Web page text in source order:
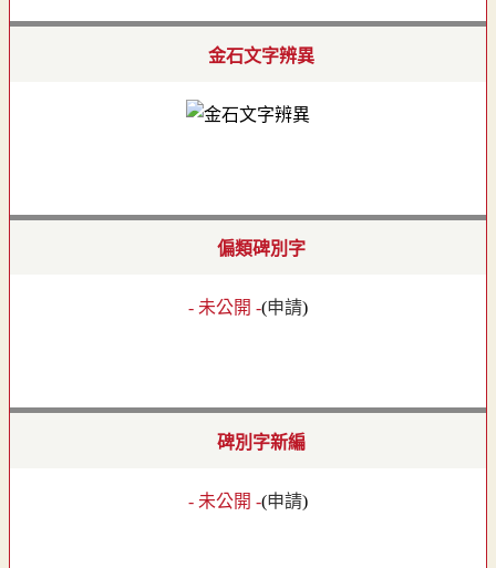
金石文字辨異
偏類碑別字
- 未公開 -(申請)
碑別字新編
- 未公開 -(申請)